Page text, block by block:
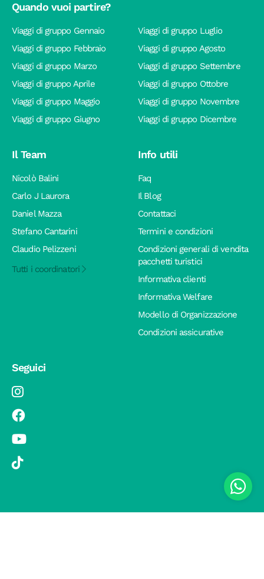
Quando vuoi partire?
Viaggi di gruppo Gennaio
Viaggi di gruppo Febbraio
Viaggi di gruppo Marzo
Viaggi di gruppo Aprile
Viaggi di gruppo Maggio
Viaggi di gruppo Giugno
Viaggi di gruppo Luglio
Viaggi di gruppo Agosto
Viaggi di gruppo Settembre
Viaggi di gruppo Ottobre
Viaggi di gruppo Novembre
Viaggi di gruppo Dicembre
Il Team
Nicolò Balini
Carlo J Laurora
Daniel Mazza
Stefano Cantarini
Claudio Pelizzeni
Tutti i coordinatori
Info utili
Faq
Il Blog
Contattaci
Termini e condizioni
Condizioni generali di vendita
pacchetti turistici
Informativa clienti
Informativa Welfare
Modello di Organizzazione
Condizioni assicurative
Seguici